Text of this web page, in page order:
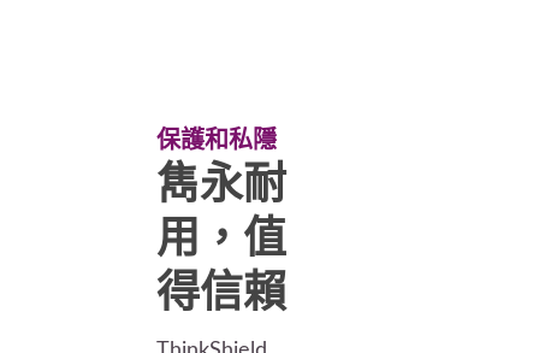
保護和私隱
雋永耐
用，值
得信賴